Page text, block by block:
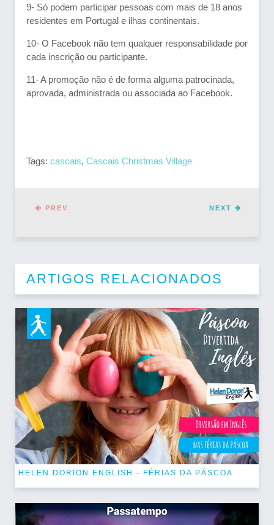
9- Só podem participar pessoas com mais de 18 anos
residentes em Portugal e ilhas continentais.
10- O Facebook não tem qualquer responsabilidade por
cada inscrição ou participante.
11- A promoção não é de forma alguma patrocinada,
aprovada, administrada ou associada ao Facebook.
Tags: cascais, Cascais Christmas Village
NEXT
PREV
ARTIGOS RELACIONADOS
HELEN DORION ENGLISH - FÉRIAS DA PÁSCOA